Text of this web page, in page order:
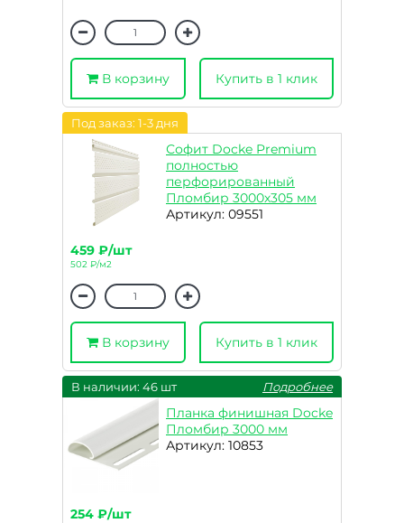
В корзину Купить в 1 клик
Под заказ: 1-3 дня
Софит Docke Premium
полностью
перфорированный
Пломбир 3000х305 мм
Артикул: 09551
459 ₽/шт
502 ₽/м2
В корзину Купить в 1 клик
В наличии: 46 шт Подробнее
Планка финишная Docke
Пломбир 3000 мм
Артикул: 10853
254 ₽/шт